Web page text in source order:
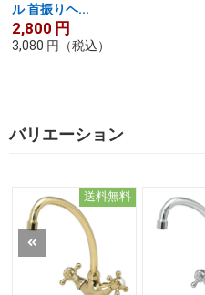
ル 首振りヘ...
2,800 円
3,080 円 （税込）
バリエーション
送料無料